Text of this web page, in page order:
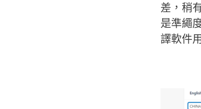
差，稍
是準繩
譯軟件